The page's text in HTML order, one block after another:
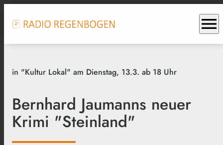
menu
in "Kultur Lokal" am Dienstag, 13.3. ab 18 Uhr
Bernhard Jaumanns neuer
Krimi "Steinland"